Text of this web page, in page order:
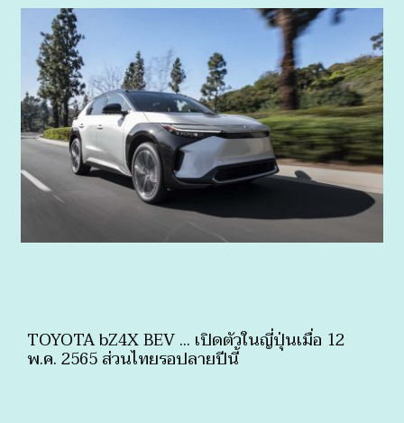
TOYOTA bZ4X BEV ... เปิดตัวในญี่ปุ่นเมื่อ 12
พ.ค. 2565 ส่วนไทยรอปลายปีนี้